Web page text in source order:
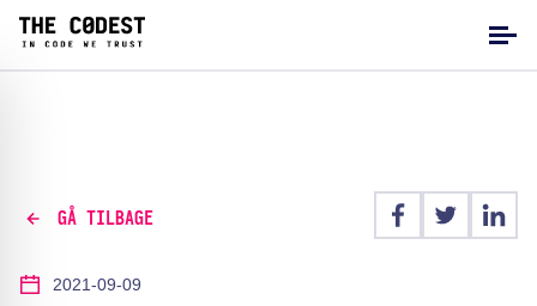
GÅ TILBAGE
2021-09-09